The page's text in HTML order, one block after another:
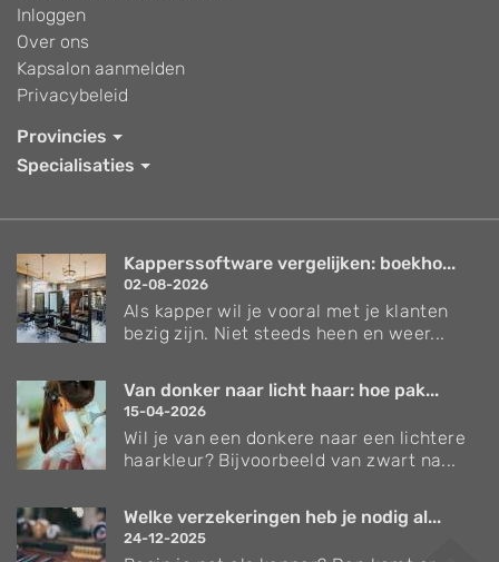
Inloggen
Over ons
Kapsalon aanmelden
Privacybeleid
Provincies
Specialisaties
Kapperssoftware vergelijken: boekho...
02-08-2026
Als kapper wil je vooral met je klanten
bezig zijn. Niet steeds heen en weer...
Van donker naar licht haar: hoe pak...
15-04-2026
Wil je van een donkere naar een lichtere
haarkleur? Bijvoorbeeld van zwart na...
Welke verzekeringen heb je nodig al...
24-12-2025